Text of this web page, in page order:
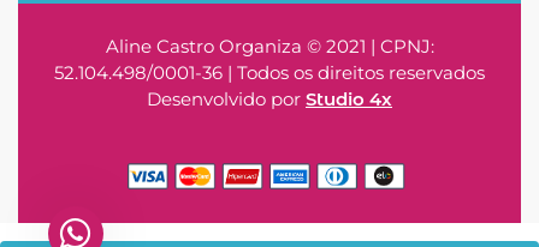
Aline Castro Organiza © 2021 | CPNJ:
52.104.498/0001-36 | Todos os direitos reservados
Desenvolvido por Studio 4x